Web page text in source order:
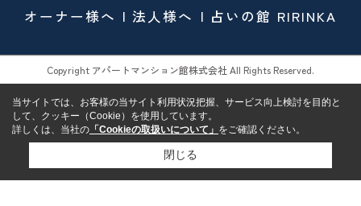
オーナー様へ 法人様へ 占いの館 RIRINKA
Copyright アパートマンション館株式会社 All Rights Reserved.
当サイトでは、お客様の当サイト利用状況把握、サービス向上検討を目的と
して、クッキー（Cookie）を使用しています。
詳しくは、当社の 「Cookieの取扱いについて」 をご確認ください。
閉じる